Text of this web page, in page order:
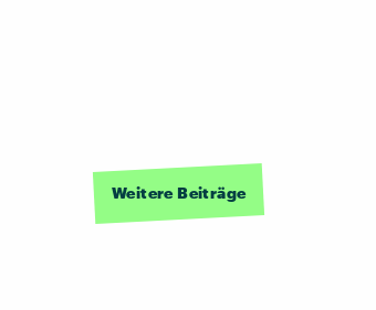
Weitere Beiträge